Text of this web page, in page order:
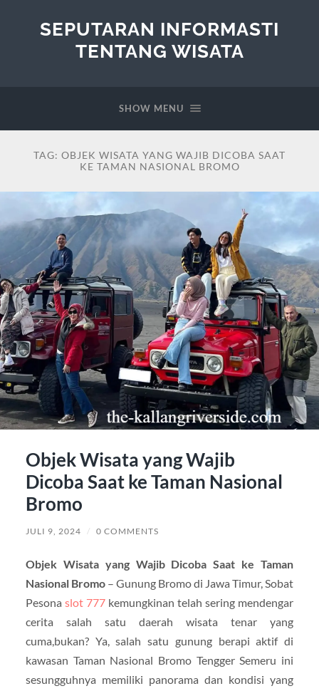
SEPUTARAN INFORMASTI
TENTANG WISATA
SHOW MENU
TAG: OBJEK WISATA YANG WAJIB DICOBA SAAT
KE TAMAN NASIONAL BROMO
Objek Wisata yang Wajib
Dicoba Saat ke Taman Nasional
Bromo
JULI 9, 2024 / 0 COMMENTS
Objek Wisata yang Wajib Dicoba Saat ke Taman
Nasional Bromo– Gunung Bromo di Jawa Timur, Sobat
Pesona slot 777kemungkinan telah sering mendengar
cerita salah satu daerah wisata tenar yang
cuma,bukan? Ya, salah satu gunung berapi aktif di
kawasan Taman Nasional Bromo Tengger Semeru ini
sesungguhnya memiliki panorama dan kondisi yang